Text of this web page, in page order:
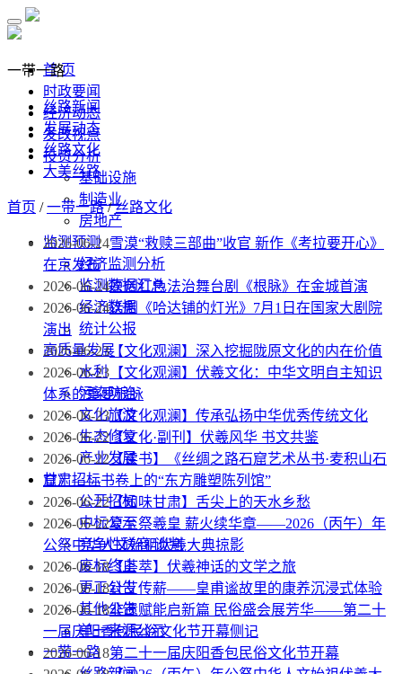
首 页
时政要闻
经济动态
发改视点
投资分析
基础设施
制造业
房地产
监测预测
经济监测分析
监测数据汇总
经济数据
统计公报
高质量发展
水利
污染防治
文化旅游
生态修复
产业发展
甘肃招标
公开招标
中标公示
竞争性磋商/谈判
废标终止
更正公告
其他公告
单一来源公示
一带一路
一带一路
丝路新闻
发展动态
丝路文化
大美丝路
首页 /一带一路/丝路文化
2026-06-24雪漠“救赎三部曲”收官 新作《考拉要开心》
在京发布
2026-06-24原创红色法治舞台剧《根脉》在金城首演
2026-06-24话剧《哈达铺的灯光》7月1日在国家大剧院
演出
2026-06-23【文化观澜】深入挖掘陇原文化的内在价值
2026-06-23 【文化观澜】伏羲文化：中华文明自主知识
体系的重要根脉
2026-06-23【文化观澜】传承弘扬中华优秀传统文化
2026-06-22【文化·副刊】伏羲风华 书文共鉴
2026-06-22【读书】《丝绸之路石窟艺术丛书·麦积山石
窟》——书卷上的“东方雕塑陈列馆”
2026-06-22【知味甘肃】舌尖上的天水乡愁
2026-06-22夏至祭羲皇 薪火续华章——2026（丙午）年
公祭中华人文始祖伏羲大典掠影
2026-06-18【荟萃】伏羲神话的文学之旅
2026-06-18针艾传薪——皇甫谧故里的康养沉浸式体验
2026-06-18非遗赋能启新篇 民俗盛会展芳华——第二十
一届庆阳香包民俗文化节开幕侧记
2026-06-18第二十一届庆阳香包民俗文化节开幕